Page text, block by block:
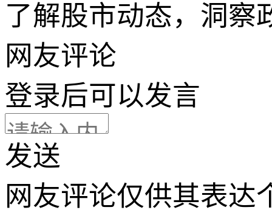
了解股市动态，洞察
网友评论
登录后可以发言
发送
网友评论仅供其表达